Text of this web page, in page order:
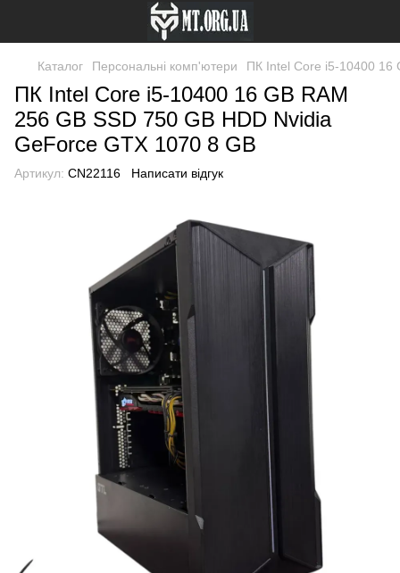
Каталог Персональні комп'ютери ПК Intel Core i5-10400 16
ПК Intel Core i5-10400 16 GB RAM
256 GB SSD 750 GB HDD Nvidia
GeForce GTX 1070 8 GB
Артикул: CN22116 Написати відгук